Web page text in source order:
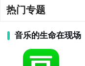
热门专题
音乐的生命在现场